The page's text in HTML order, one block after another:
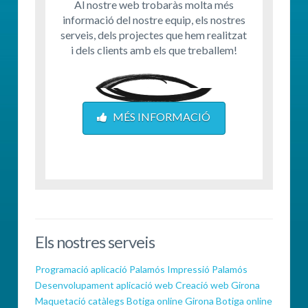
Al nostre web trobaràs molta més
informació del nostre equip, els nostres
serveis, dels projectes que hem realitzat
i dels clients amb els que treballem!
MÉS INFORMACIÓ
Els nostres serveis
Programació aplicació Palamós Impressió Palamós
Desenvolupament aplicació web Creació web Girona
Maquetació catàlegs Botiga online Girona Botiga online